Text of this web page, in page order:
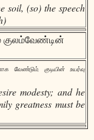
soil, (so) the speech
வேண்டும், குடியின் உயர்வு
modesty; and he
greatness must be